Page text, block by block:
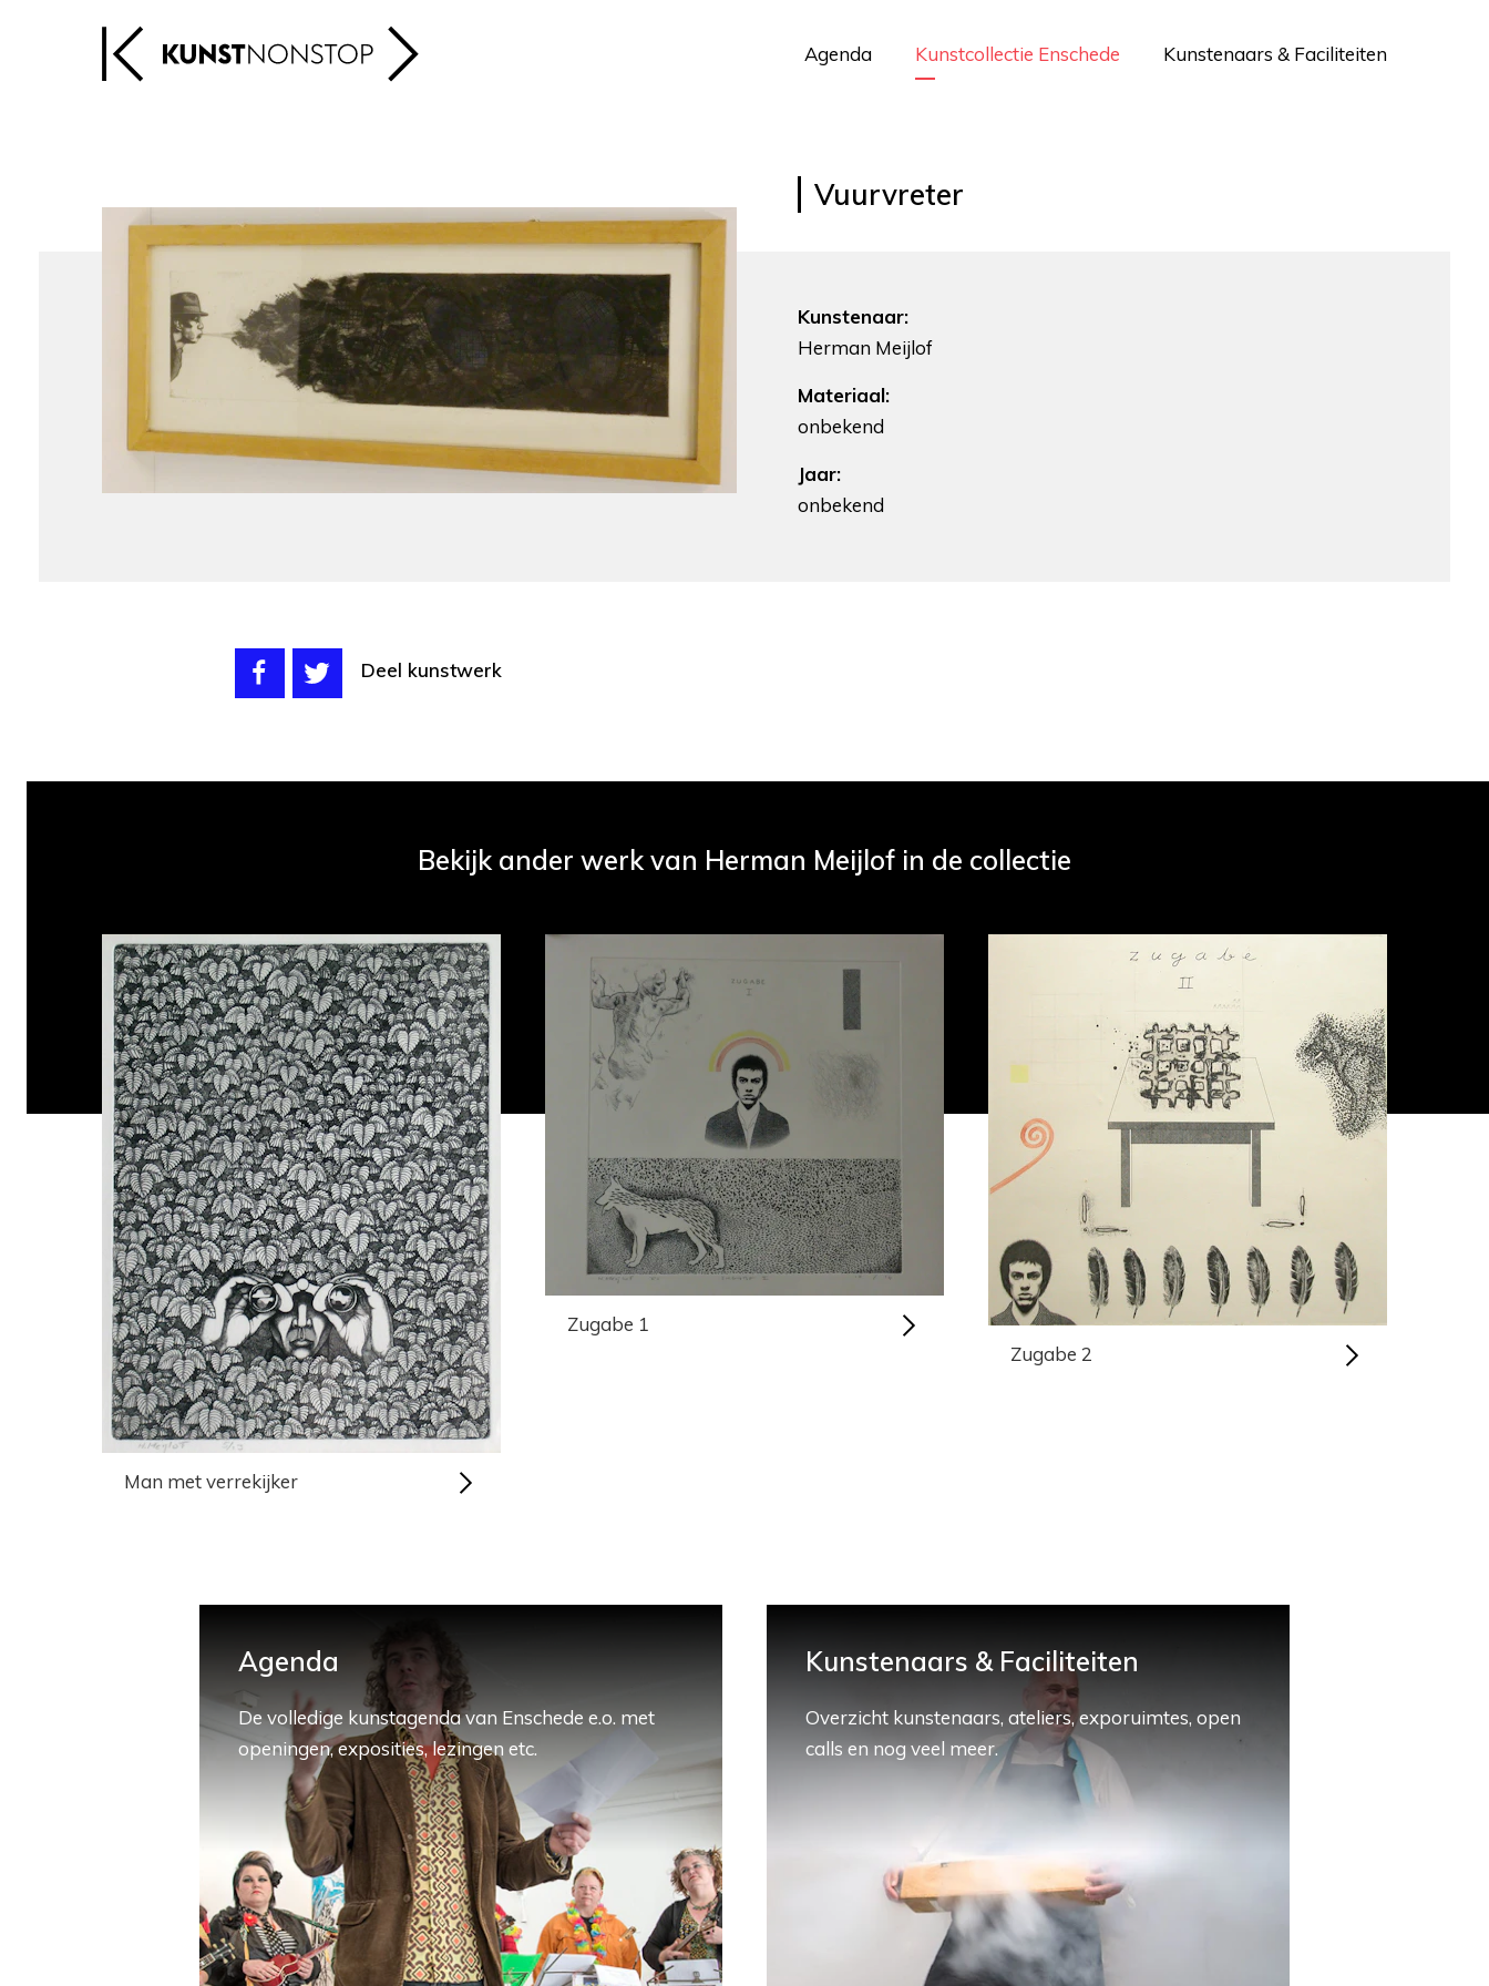
Agenda Kunstcollectie Enschede Kunstenaars & Faciliteiten
Vuurvreter
Kunstenaar:
Herman Meijlof
Materiaal:
onbekend
Jaar:
onbekend
Deel kunstwerk
Bekijk ander werk van Herman Meijlof in de collectie
Man met verrekijker
Zugabe 1
Zugabe 2
Agenda
De volledige kunstagenda van Enschede e.o. met
openingen, exposities, lezingen etc.
Kunstenaars & Faciliteiten
Overzicht kunstenaars, ateliers, exporuimtes, open
calls en nog veel meer.